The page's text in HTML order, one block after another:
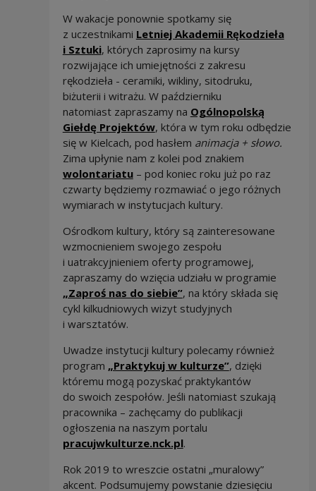
W wakacje ponownie spotkamy się
z uczestnikami Letniej Akademii Rękodzieła
i SztukiUwaga, link zostanie otwarty w nowym
, których zaprosimy na kursy
rozwijające ich umiejętności z zakresu
rękodzieła - ceramiki, wikliny, sitodruku,
biżuterii i witrażu. W październiku
natomiast zapraszamy na Ogólnopolską
Giełdę ProjektówUwaga, link zostanie otwarty
, która w tym roku odbędzie
się w Kielcach, pod hasłem animacja + słowo.
Zima upłynie nam z kolei pod znakiem
wolontariatuUwaga, link zostanie otwarty w
– pod koniec roku już po raz
czwarty będziemy rozmawiać o jego różnych
wymiarach w instytucjach kultury.
Ośrodkom kultury, który są zainteresowane
wzmocnieniem swojego zespołu
i uatrakcyjnieniem oferty programowej,
zapraszamy do wzięcia udziału w programie
„Zaproś nas do siebie”Uwaga, link zostanie
, na który składa się
cykl kilkudniowych wizyt studyjnych
i warsztatów.
Uwadze instytucji kultury polecamy również
program „Praktykuj w kulturze”Uwaga, link
, dzięki
któremu mogą pozyskać praktykantów
do swoich zespołów. Jeśli natomiast szukają
pracownika – zachęcamy do publikacji
ogłoszenia na naszym portalu
pracujwkulturze.nck.plUwaga, link zostanie
.
Rok 2019 to wreszcie ostatni „muralowy”
akcent. Podsumujemy powstanie dziesięciu